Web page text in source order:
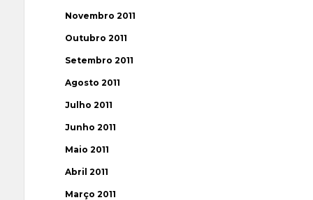
Novembro 2011
Outubro 2011
Setembro 2011
Agosto 2011
Julho 2011
Junho 2011
Maio 2011
Abril 2011
Março 2011